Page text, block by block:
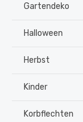
Gartendeko
Halloween
Herbst
Kinder
Korbflechten